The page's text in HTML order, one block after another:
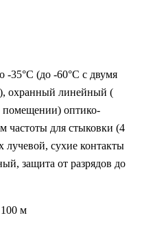
-35°С (до -60°С с двумя
охранный линейный (
помещении) оптико-
частоты для стыковки (4
лучевой, сухие контакты
защита от разрядов до
100 м